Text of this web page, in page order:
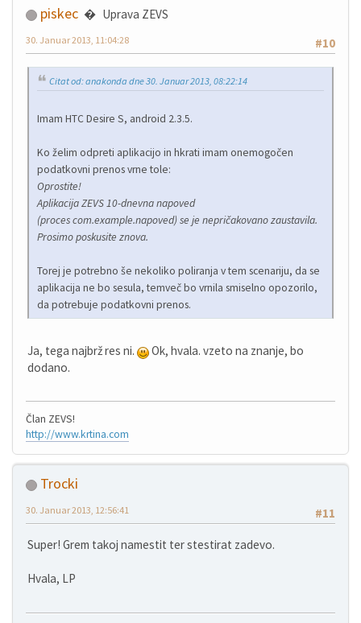
piskec
Uprava ZEVS
#10
30. Januar 2013, 11:04:28
Citat od: anakonda dne 30. Januar 2013, 08:22:14
Imam HTC Desire S, android 2.3.5.
Ko želim odpreti aplikacijo in hkrati imam onemogočen
podatkovni prenos vrne tole:
Oprostite!
Aplikacija ZEVS 10-dnevna napoved
(proces com.example.napoved) se je nepričakovano zaustavila.
Prosimo poskusite znova.
Torej je potrebno še nekoliko poliranja v tem scenariju, da se
aplikacija ne bo sesula, temveč bo vrnila smiselno opozorilo,
da potrebuje podatkovni prenos.
Ja, tega najbrž res ni.
Ok, hvala. vzeto na znanje, bo
dodano.
Član ZEVS!
http://www.krtina.com
Trocki
#11
30. Januar 2013, 12:56:41
Super! Grem takoj namestit ter stestirat zadevo.
Hvala, LP